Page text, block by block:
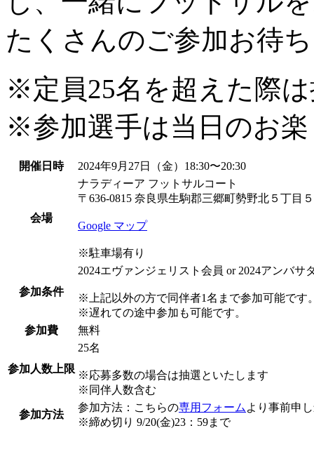
たくさんのご参加お待
※定員25名を超えた際
※参加選手は当日のお
開催日時 2024年9月27日（金）18:30〜20:30
会場
ナラディーア フットサルコート
〒636-0815 奈良県生駒郡三郷町勢野北５丁目
Google マップ
※駐車場有り
参加条件
2024エヴァンジェリスト会員 or 2024アンバサ
※上記以外の方で同伴者1名まで参加可能です
※遅れての途中参加も可能です。
参加費
無料
参加人数上限
25名
※応募多数の場合は抽選といたします
※同伴人数含む
参加方法
参加方法：こちらの専用フォームより事前申
※締め切り 9/20(金)23：59まで